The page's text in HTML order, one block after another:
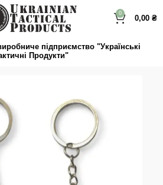
0
0,00 ₴
підприємство "Українські
Продукти"